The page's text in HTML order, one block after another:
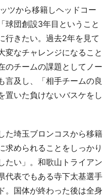
ツから移籍しヘッドコー
球団創設3年目ということ
行きたい。過去2年を見て
変なチャレンジになること
のチームの課題としてノー
言及し、「相手チームの良
置いた負けないバスケをし
た埼玉ブロンコスから移籍
求められることをしっかり
たい」。和歌山トライアン
代表でもある寺下太基選手
。国体が終わった後は全身